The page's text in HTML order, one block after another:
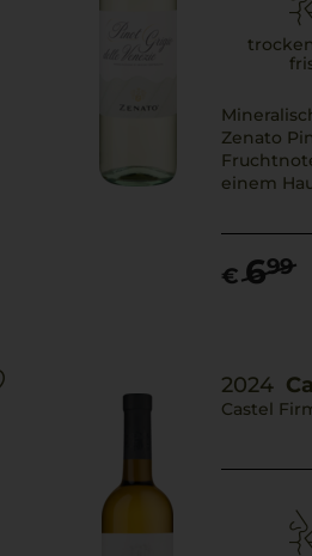
Zenato
einem
€ 699
2024
Castel